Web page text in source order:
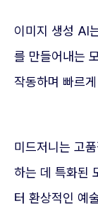
이미지 생성 AI
를 만들어내는
작동하며 빠르
미드저니는 고
하는 데 특화된
터 환상적인 예